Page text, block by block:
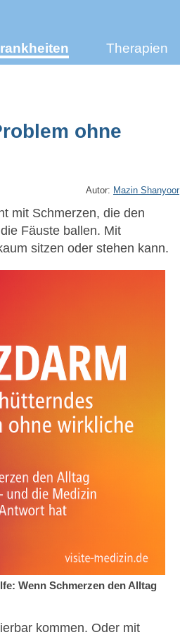
Therapien
ohne
Autor: Mazin Shanyoor
mit Schmerzen, die den
Fäuste ballen. Mit
sitzen oder stehen kann.
Wenn Schmerzen den Alltag
kommen. Oder mit